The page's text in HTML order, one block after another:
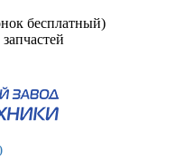
бесплатный)